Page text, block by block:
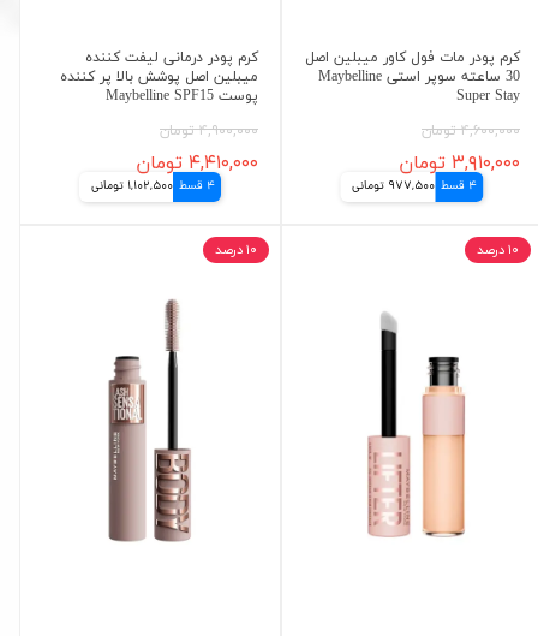
کرم پودر مات فول کاور میبلین اصل
30 ساعته سوپر استی Maybelline
Super Stay
۴,۶۰۰,۰۰۰ تومان
۳,۹۱۰,۰۰۰ تومان
4 قسط 977,500 تومانی
کرم پودر درمانی لیفت کننده
میبلین اصل پوشش بالا پر کننده
پوست Maybelline SPF15
۴,۹۰۰,۰۰۰ تومان
۴,۴۱۰,۰۰۰ تومان
4 قسط 1,102,500 تومانی
۱۰ درصد ۱۰ درصد